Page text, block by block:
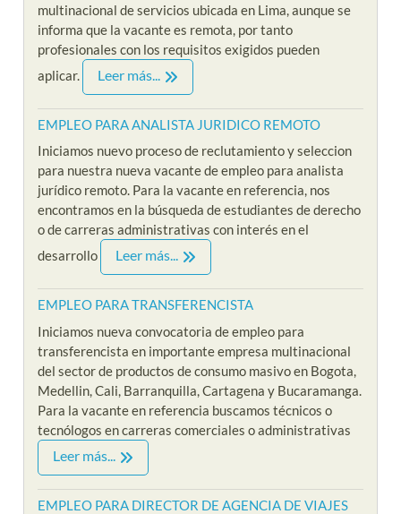
multinacional de servicios ubicada en Lima, aunque se
informa que la vacante es remota, por tanto
profesionales con los requisitos exigidos pueden
aplicar.
Leer más...
EMPLEO PARA ANALISTA JURIDICO REMOTO
Iniciamos nuevo proceso de reclutamiento y seleccion
para nuestra nueva vacante de empleo para analista
jurídico remoto. Para la vacante en referencia, nos
encontramos en la búsqueda de estudiantes de derecho
o de carreras administrativas con interés en el
desarrollo
Leer más...
EMPLEO PARA TRANSFERENCISTA
Iniciamos nueva convocatoria de empleo para
transferencista en importante empresa multinacional
del sector de productos de consumo masivo en Bogota,
Medellin, Cali, Barranquilla, Cartagena y Bucaramanga.
Para la vacante en referencia buscamos técnicos o
tecnólogos en carreras comerciales o administrativas
Leer más...
EMPLEO PARA DIRECTOR DE AGENCIA DE VIAJES